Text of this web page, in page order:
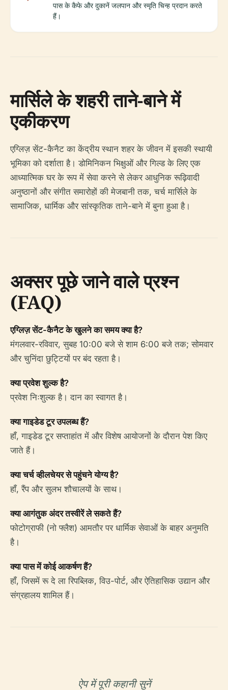
पास के कैफे और दुकानें जलपान और स्मृति चिन्ह प्रदान करते
हैं।
मार्सिले के शहरी ताने-बाने में
एकीकरण
एग्लिज़ सेंट-कैनैट का केंद्रीय स्थान शहर के जीवन में इसकी स्थायी
भूमिका को दर्शाता है। डोमिनिकन भिक्षुओं और गिल्ड के लिए एक
आध्यात्मिक घर के रूप में सेवा करने से लेकर आधुनिक रूढ़िवादी
अनुष्ठानों और संगीत समारोहों की मेजबानी तक, चर्च मार्सिले के
सामाजिक, धार्मिक और सांस्कृतिक ताने-बाने में बुना हुआ है।
अक्सर पूछे जाने वाले प्रश्न
(FAQ)
एग्लिज़ सेंट-कैनैट के खुलने का समय क्या है?
मंगलवार-रविवार, सुबह 10:00 बजे से शाम 6:00 बजे तक; सोमवार
और चुनिंदा छुट्टियों पर बंद रहता है।
क्या प्रवेश शुल्क है?
प्रवेश निःशुल्क है। दान का स्वागत है।
क्या गाइडेड टूर उपलब्ध हैं?
हाँ, गाइडेड टूर सप्ताहांत में और विशेष आयोजनों के दौरान पेश किए
जाते हैं।
क्या चर्च व्हीलचेयर से पहुंचने योग्य है?
हाँ, रैंप और सुलभ शौचालयों के साथ।
क्या आगंतुक अंदर तस्वीरें ले सकते हैं?
फोटोग्राफी (नो फ्लैश) आमतौर पर धार्मिक सेवाओं के बाहर अनुमति
है।
क्या पास में कोई आकर्षण हैं?
हाँ, जिसमें रू दे ला रिपब्लिक, विउ-पोर्ट, और ऐतिहासिक उद्यान और
संग्रहालय शामिल हैं।
ऐप में पूरी कहानी सुनें